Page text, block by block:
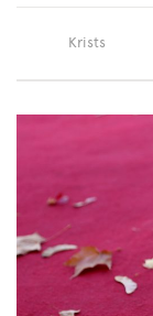
Krists